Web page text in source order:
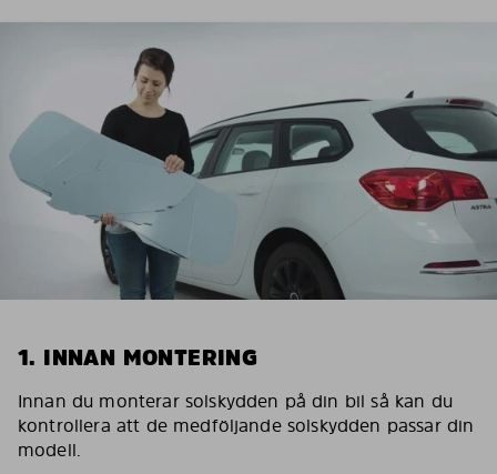
1. INNAN MONTERING
Innan du monterar solskydden på din bil så kan du
kontrollera att de medföljande solskydden passar din
modell.